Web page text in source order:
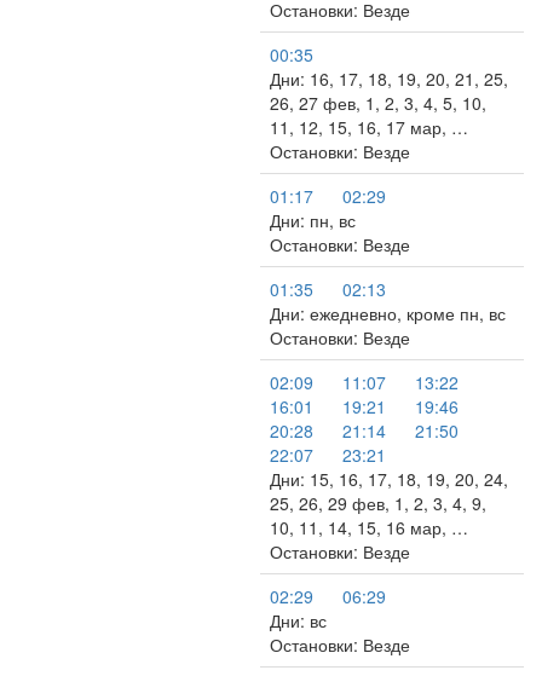
Остановки: Везде
00:35
Дни: 16, 17, 18, 19, 20, 21, 25,
26, 27 фев, 1, 2, 3, 4, 5, 10,
11, 12, 15, 16, 17 мар, …
Остановки: Везде
01:17
02:29
Дни: пн, вс
Остановки: Везде
01:35
02:13
Дни: ежедневно, кроме пн, вс
Остановки: Везде
02:09
11:07
13:22
16:01
19:21
19:46
20:28
21:14
21:50
22:07
23:21
Дни: 15, 16, 17, 18, 19, 20, 24,
25, 26, 29 фев, 1, 2, 3, 4, 9,
10, 11, 14, 15, 16 мар, …
Остановки: Везде
02:29
06:29
Дни: вс
Остановки: Везде